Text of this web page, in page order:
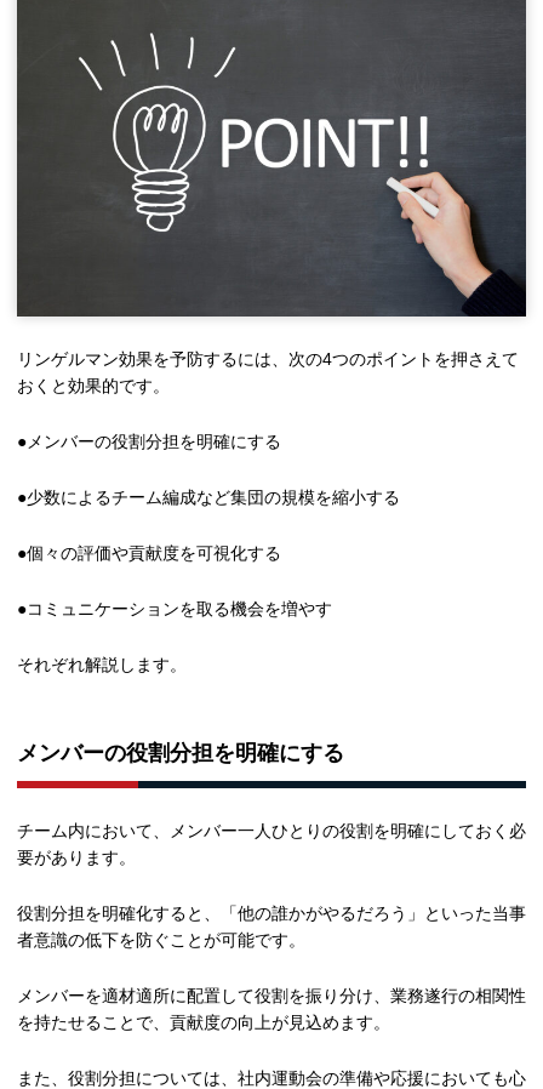
リンゲルマン効果を予防するには、次の4つのポイントを押さえて
おくと効果的です。
●メンバーの役割分担を明確にする
●少数によるチーム編成など集団の規模を縮小する
●個々の評価や貢献度を可視化する
●コミュニケーションを取る機会を増やす
それぞれ解説します。
メンバーの役割分担を明確にする
チーム内において、メンバー一人ひとりの役割を明確にしておく必
要があります。
役割分担を明確化すると、「他の誰かがやるだろう」といった当事
者意識の低下を防ぐことが可能です。
メンバーを適材適所に配置して役割を振り分け、業務遂行の相関性
を持たせることで、貢献度の向上が見込めます。
また、役割分担については、社内運動会の準備や応援においても心